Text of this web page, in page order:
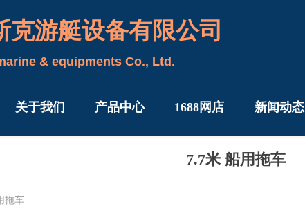
克游艇设备有限公司
& equipments Co., Ltd.
关于我们 产品中心 1688网店 新闻动态
拖车
7.7米 船用拖车